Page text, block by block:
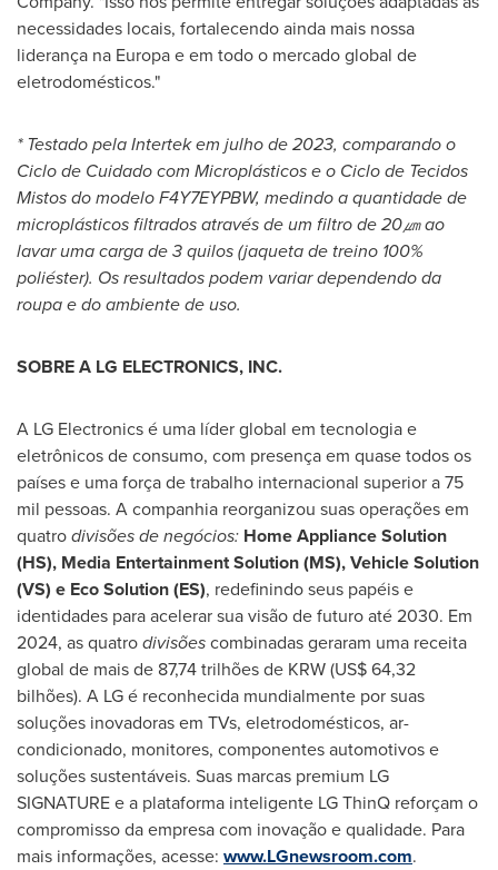
necessidades locais, fortalecendo ainda mais nossa
liderança na Europa e em todo o mercado global de
eletrodomésticos."
* Testado pela Intertek em julho de 2023, comparando o
Ciclo de Cuidado com Microplásticos e o Ciclo de Tecidos
Mistos do modelo F4Y7EYPBW, medindo a quantidade de
microplásticos filtrados através de um filtro de 20㎛ao
lavar uma carga de 3 quilos (jaqueta de treino 100%
poliéster). Os resultados podem variar dependendo da
roupa e do ambiente de uso.
SOBRE A LG ELECTRONICS, INC.
A LG Electronics é uma líder global em tecnologia e
eletrônicos de consumo, com presença em quase todos os
países e uma força de trabalho internacional superior a 75
mil pessoas. A companhia reorganizou suas operações em
quatrodivisões de negócios: Home Appliance Solution
(HS), Media Entertainment Solution (MS), Vehicle Solution
(VS) e Eco Solution (ES), redefinindo seus papéis e
identidades para acelerar sua visão de futuro até 2030. Em
2024, as quatrodivisõescombinadas geraram uma receita
global de mais de 87,74 trilhões de KRW (US$ 64,32
bilhões). A LG é reconhecida mundialmente por suas
soluções inovadoras em TVs, eletrodomésticos, ar-
condicionado, monitores, componentes automotivos e
soluções sustentáveis. Suas marcas premium LG
SIGNATURE e a plataforma inteligente LG ThinQ reforçam o
compromisso da empresa com inovação e qualidade. Para
mais informações, acesse: www.LGnewsroom.com.